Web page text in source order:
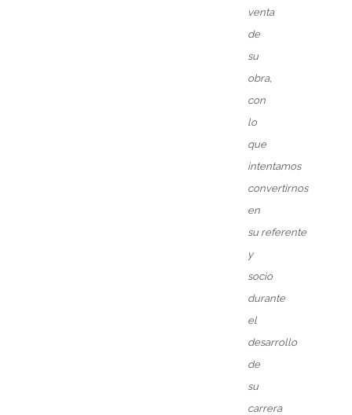
venta
de
su
obra,
con
lo
que
intentamos
convertirnos
en
su referente
y
socio
durante
el
desarrollo
de
su
carrera